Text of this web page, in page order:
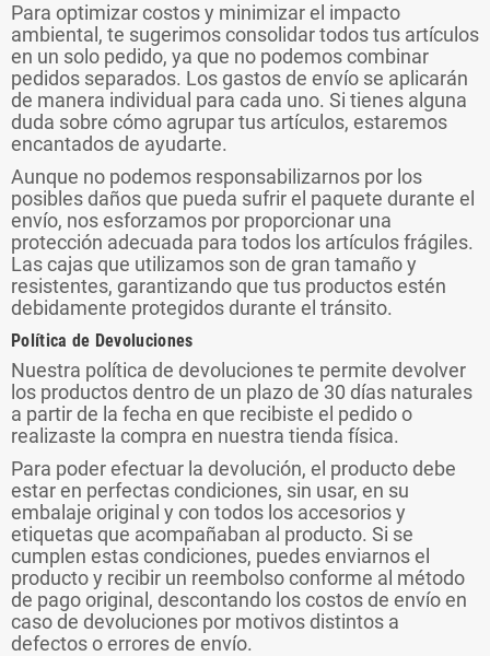
Para optimizar costos y minimizar el impacto
ambiental, te sugerimos consolidar todos tus artículos
en un solo pedido, ya que no podemos combinar
pedidos separados. Los gastos de envío se aplicarán
de manera individual para cada uno. Si tienes alguna
duda sobre cómo agrupar tus artículos, estaremos
encantados de ayudarte.
Aunque no podemos responsabilizarnos por los
posibles daños que pueda sufrir el paquete durante el
envío, nos esforzamos por proporcionar una
protección adecuada para todos los artículos frágiles.
Las cajas que utilizamos son de gran tamaño y
resistentes, garantizando que tus productos estén
debidamente protegidos durante el tránsito.
Política de Devoluciones
Nuestra política de devoluciones te permite devolver
los productos dentro de un plazo de 30 días naturales
a partir de la fecha en que recibiste el pedido o
realizaste la compra en nuestra tienda física.
Para poder efectuar la devolución, el producto debe
estar en perfectas condiciones, sin usar, en su
embalaje original y con todos los accesorios y
etiquetas que acompañaban al producto. Si se
cumplen estas condiciones, puedes enviarnos el
producto y recibir un reembolso conforme al método
de pago original, descontando los costos de envío en
caso de devoluciones por motivos distintos a
defectos o errores de envío.